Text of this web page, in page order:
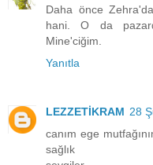
Daha önce
hani. O da
Mine'ciğim.
Yanıtla
LEZZETİKRAM 28
canım ege
sağlık